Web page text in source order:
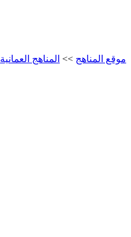
موقع المناهج >> المناهج العمانية